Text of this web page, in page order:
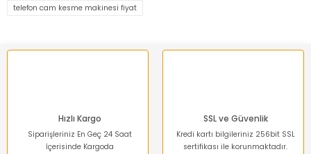
Ürün resmi kalitesiz, bozuk veya görüntülenemiyor.
Ürün bilgilerinde hatalar bulunuyor.
telefon cam kesme makinesi fiyat
Hızlı Kargo
Siparişleriniz En Geç 24 Saat
İçerisinde Kargoda
SSL ve Güvenlik
Kredi kartı bilgileriniz 256bit SSL
sertifikası ile korunmaktadır.